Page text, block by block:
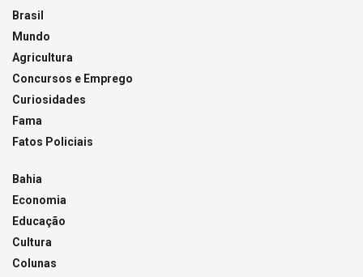
Brasil
Mundo
Agricultura
Concursos e Emprego
Curiosidades
Fama
Fatos Policiais
Bahia
Economia
Educação
Cultura
Colunas